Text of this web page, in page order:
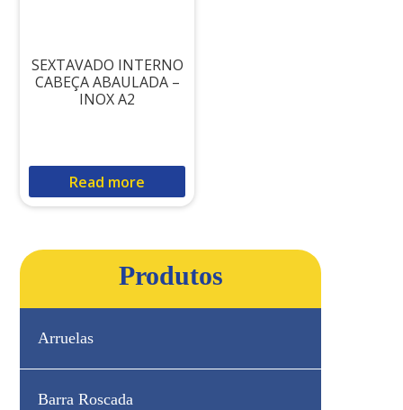
SEXTAVADO INTERNO
CABEÇA ABAULADA –
INOX A2
Read more
Produtos
Arruelas
Barra Roscada